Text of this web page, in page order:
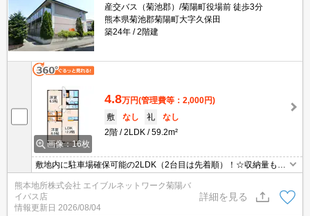
産交バス（菊池郡）/菊陽町役場前 徒歩3分
熊本県菊池郡菊陽町大字久保田
築24年
2階建
画像：16枚
4.8万円(管理費等：2,000円)
敷
なし 礼
なし
2階
2LDK 59.2m²
敷地内に駐車場確保可能の2LDK（2台目は先着順）！☆収納量も多
くファミリー世帯にオススメ！☆最上階角部屋です！☆エアコンや
独立洗面台・TVモニターホンなど人気の設備も充実！☆初期費用の
クレジット決済可！
熊本地所株式会社 エイブルネットワーク菊陽バ
イパス店
情報更新日 2026/08/04
詳細を見る